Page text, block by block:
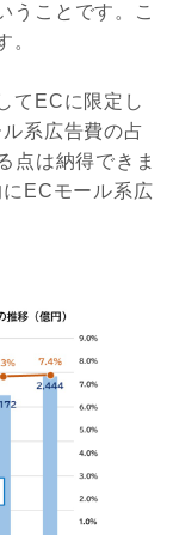
うことです。こ
。
てECに限定し
系広告費の占
点は納得できま
ECモール系広